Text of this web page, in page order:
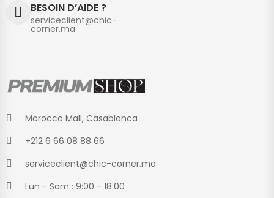
BESOIN D’AIDE ?
serviceclient@chic-
corner.ma
Morocco Mall, Casablanca
+212 6 66 08 88 66
serviceclient@chic-corner.ma
Lun - Sam : 9:00 - 18:00